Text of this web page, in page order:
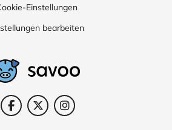
Einstellungen
bearbeiten